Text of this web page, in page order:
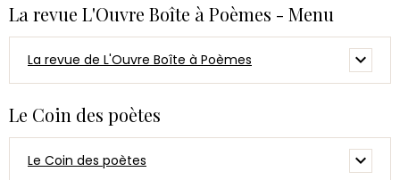
La revue L'Ouvre Boîte à Poèmes - Menu
La revue de L'Ouvre Boîte à Poèmes
Le Coin des poètes
Le Coin des poètes